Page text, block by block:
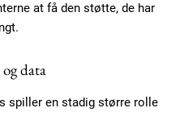
at få den støtte, de har
data
spiller en stadig større rolle